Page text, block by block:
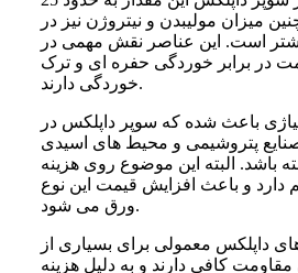
میزان مولیبدن و نیتروژن نیز در
است. این عناصر نقش مهمی در
در برابر خوردگی حفره ای و ترک
خوردگی دارند.
باعث شده که سوپر داپلکس در
پتروشیمی و محیط های اسیدی
باشد. البته این موضوع روی هزینه
دارد و باعث افزایش قیمت این نوع
ورق می شود.
داپلکس معمولی برای بسیاری از
کافی دارند و به دلیل هزینه